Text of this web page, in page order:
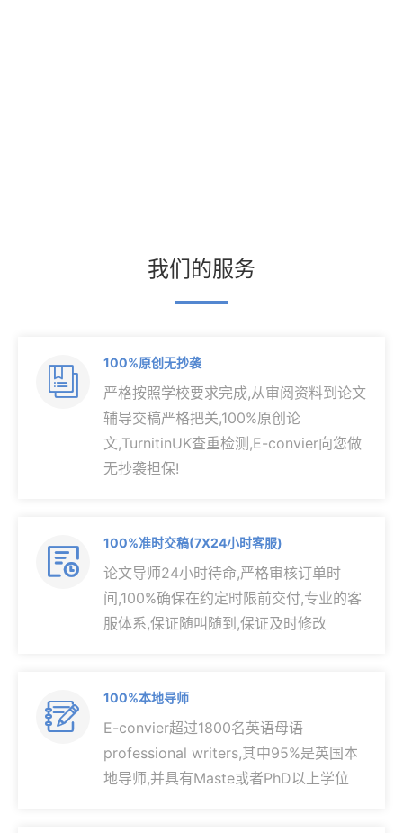
我们的服务

100%原创无抄袭
严格按照学校要求完成,从审阅资料到论文
辅导交稿严格把关,100%原创论
文,TurnitinUK查重检测,E-convier向您做
无抄袭担保!

100%准时交稿(7X24小时客服)
论文导师24小时待命,严格审核订单时
间,100%确保在约定时限前交付,专业的客
服体系,保证随叫随到,保证及时修改

100%本地导师
E-convier超过1800名英语母语
professional writers,其中95%是英国本
地导师,并具有Maste或者PhD以上学位